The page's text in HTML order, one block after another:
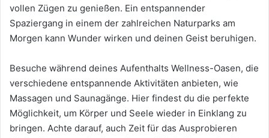
vollen Zügen zu genießen. Ein entspannender
Spaziergang in einem der zahlreichen Naturparks am
Morgen kann Wunder wirken und deinen Geist beruhigen.
Besuche während deines Aufenthalts Wellness-Oasen, die
verschiedene entspannende Aktivitäten anbieten, wie
Massagen und Saunagänge. Hier findest du die perfekte
Möglichkeit, um Körper und Seele wieder in Einklang zu
bringen. Achte darauf, auch Zeit für das Ausprobieren